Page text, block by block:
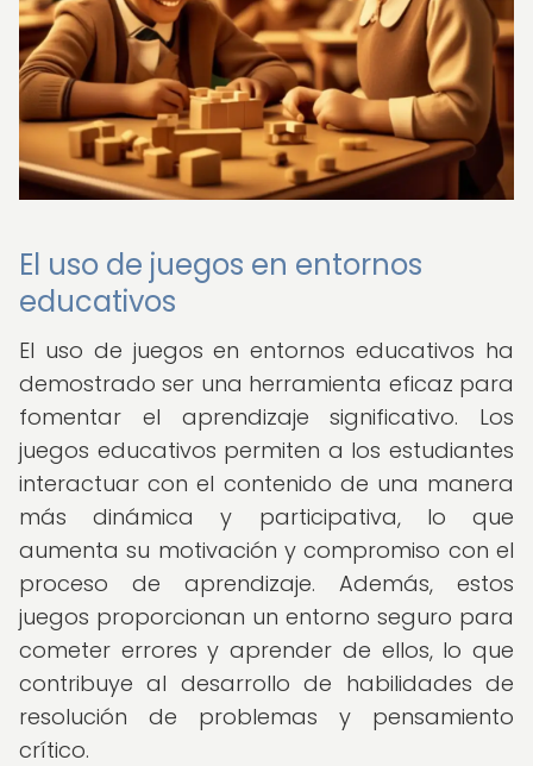
El uso de juegos en entornos
educativos
El uso de juegos en entornos educativos ha
demostrado ser una herramienta eficaz para
fomentar el aprendizaje significativo. Los
juegos educativos permiten a los estudiantes
interactuar con el contenido de una manera
más dinámica y participativa, lo que
aumenta su motivación y compromiso con el
proceso de aprendizaje. Además, estos
juegos proporcionan un entorno seguro para
cometer errores y aprender de ellos, lo que
contribuye al desarrollo de habilidades de
resolución de problemas y pensamiento
crítico.